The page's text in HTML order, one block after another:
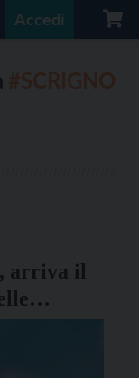
Accedi
arriva il